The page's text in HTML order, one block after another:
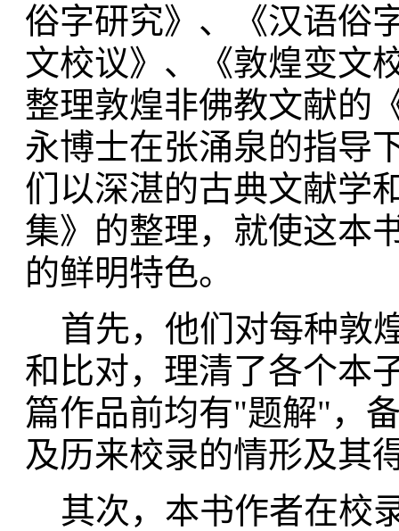
俗字研究》、《汉语俗
文校议》、《敦煌变文
整理敦煌非佛教文献的
永博士在张涌泉的指导
们以深湛的古典文献学
集》的整理，就使这本
的鲜明特色。
首先，他们对每种敦
和比对，理清了各个本
篇作品前均有"题解"，
及历来校录的情形及其
其次，本书作者在校